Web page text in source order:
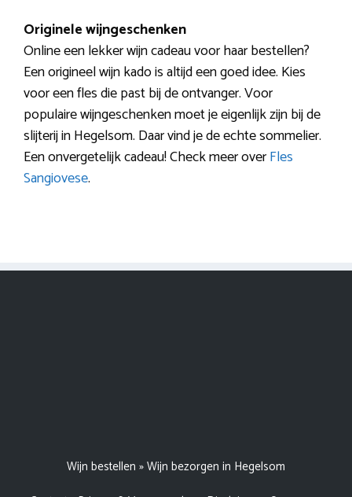
Originele wijngeschenken
Online een lekker wijn cadeau voor haar bestellen?
Een origineel wijn kado is altijd een goed idee. Kies
voor een fles die past bij de ontvanger. Voor
populaire wijngeschenken moet je eigenlijk zijn bij de
slijterij in Hegelsom. Daar vind je de echte sommelier.
Een onvergetelijk cadeau! Check meer overFles
Sangiovese.
Wijn bestellen »Wijn bezorgen in Hegelsom